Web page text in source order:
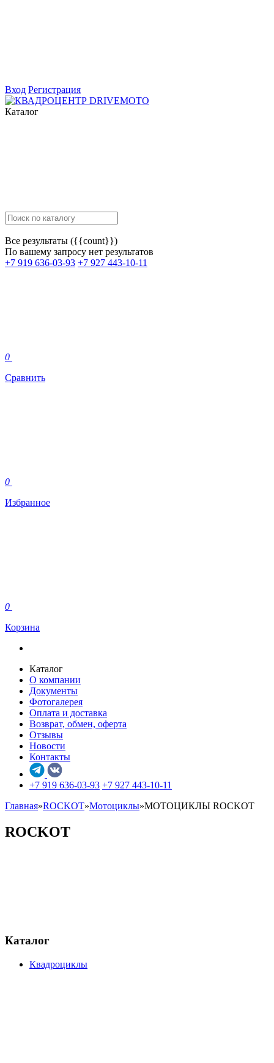
Вход Регистрация
Каталог
Все результаты ({{count}})
По вашему запросу нет результатов
+7 919 636-03-93 +7 927 443-10-11
0
Сравнить
0
Избранное
0
Корзина
Каталог
О компании
Документы
Фотогалерея
Оплата и доставка
Возврат, обмен, оферта
Отзывы
Новости
Контакты
+7 919 636-03-93 +7 927 443-10-11
Главная»ROCKOT»Мотоциклы»МОТОЦИКЛЫ ROCKOT
ROCKOT
Каталог
Квадроциклы